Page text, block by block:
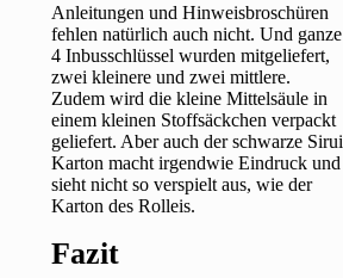
Anleitungen und Hinweisbroschüren
fehlen natürlich auch nicht. Und ganze
4 Inbusschlüssel wurden mitgeliefert,
zwei kleinere und zwei mittlere.
Zudem wird die kleine Mittelsäule in
einem kleinen Stoffsäckchen verpackt
geliefert. Aber auch der schwarze Sirui
Karton macht irgendwie Eindruck und
sieht nicht so verspielt aus, wie der
Karton des Rolleis.
Fazit